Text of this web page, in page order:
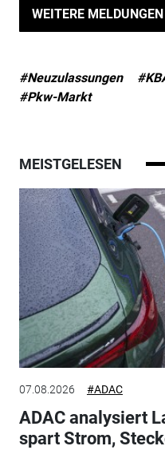
WEITERE MELDUNGEN
#Neuzulassungen
#Pkw-Markt
MEISTGELESEN
07.08.2026 #ADAC
ADAC analysiert
spart Strom,